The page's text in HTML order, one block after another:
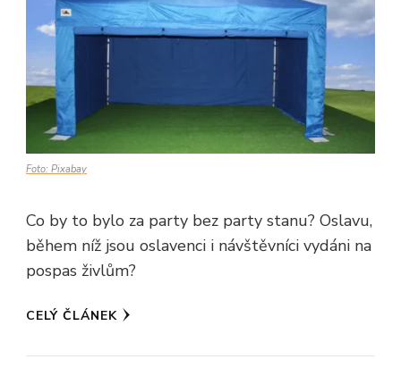
Foto: Pixabay
Co by to bylo za party bez party stanu? Oslavu,
během níž jsou oslavenci i návštěvníci vydáni na
pospas živlům?
CELÝ ČLÁNEK